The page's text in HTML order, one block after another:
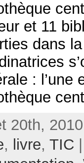
et 11
dans
: l’une
20th,
, livre, TIC